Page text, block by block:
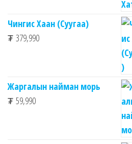
Чингис Хаан (Суугаа)
₮ 379,990
Жаргалын найман морь
₮ 59,990